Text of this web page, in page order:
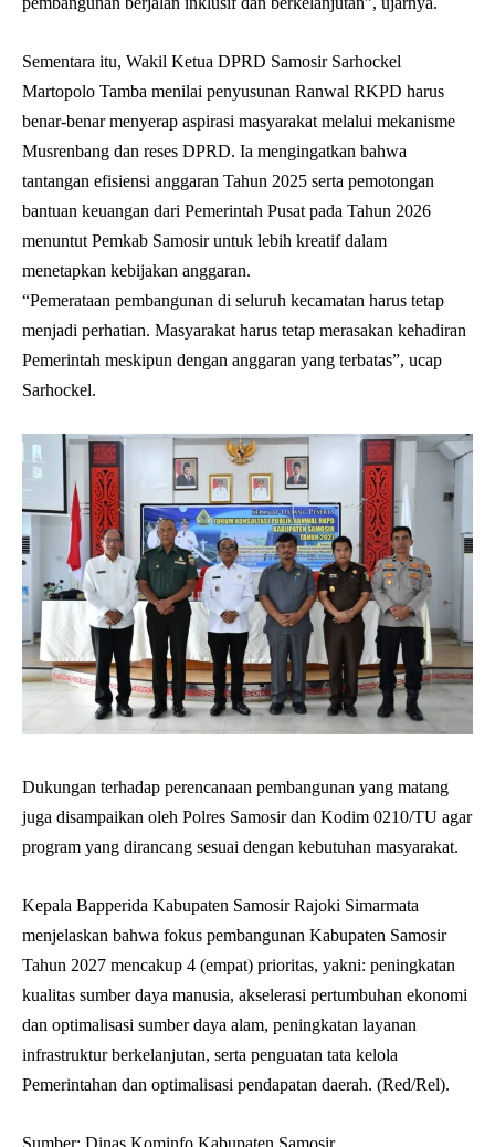
Sementara itu, Wakil Ketua DPRD Samosir Sarhockel
Martopolo Tamba menilai penyusunan Ranwal RKPD harus
benar-benar menyerap aspirasi masyarakat melalui mekanisme
Musrenbang dan reses DPRD. Ia mengingatkan bahwa
tantangan efisiensi anggaran Tahun 2025 serta pemotongan
bantuan keuangan dari Pemerintah Pusat pada Tahun 2026
menuntut Pemkab Samosir untuk lebih kreatif dalam
menetapkan kebijakan anggaran.
“Pemerataan pembangunan di seluruh kecamatan harus tetap
menjadi perhatian. Masyarakat harus tetap merasakan kehadiran
Pemerintah meskipun dengan anggaran yang terbatas”, ucap
Sarhockel.
Dukungan terhadap perencanaan pembangunan yang matang
juga disampaikan oleh Polres Samosir dan Kodim 0210/TU agar
program yang dirancang sesuai dengan kebutuhan masyarakat.
Kepala Bapperida Kabupaten Samosir Rajoki Simarmata
menjelaskan bahwa fokus pembangunan Kabupaten Samosir
Tahun 2027 mencakup 4 (empat) prioritas, yakni: peningkatan
kualitas sumber daya manusia, akselerasi pertumbuhan ekonomi
dan optimalisasi sumber daya alam, peningkatan layanan
infrastruktur berkelanjutan, serta penguatan tata kelola
Pemerintahan dan optimalisasi pendapatan daerah. (Red/Rel).
Sumber: Dinas Kominfo Kabupaten Samosir.